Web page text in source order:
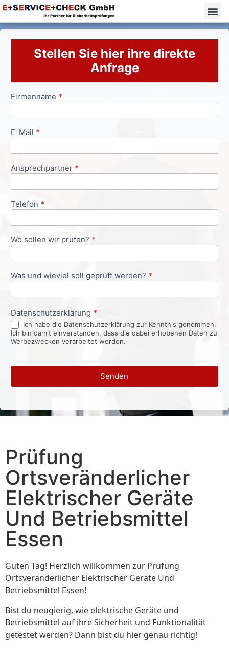
Stellen Sie hier ihre direkte
Anfrage
Anfrageformular
Firmenname *
E-Mail *
Ansprechpartner *
Telefon *
Wo sollen wir prüfen? *
Was und wieviel soll geprüft werden? *
Datenschutzerklärung *
Ich habe die Datenschutzerklärung zur Kenntnis genommen.
Ich bin damit einverstanden, dass die dabei erhobenen Daten zu
Werbezwecken verarbeitet werden.
Senden
Prüfung
Ortsveränderlicher
Elektrischer Geräte
Und Betriebsmittel
Essen
Guten Tag! Herzlich willkommen zur Prüfung
Ortsveränderlicher Elektrischer Geräte Und
Betriebsmittel Essen!
Bist du neugierig, wie elektrische Geräte und
Betriebsmittel auf ihre Sicherheit und Funktionalität
getestet werden? Dann bist du hier genau richtig!